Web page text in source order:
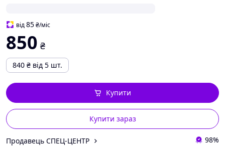
від85₴/міс
850 ₴
840 ₴ від 5 шт.
Купити зараз
Купити
Продавець СПЕЦ-ЦЕНТР 98%